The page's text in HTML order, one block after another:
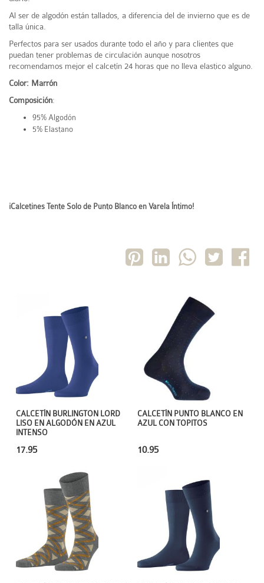
Al ser de algodón están tallados, a diferencia del de invierno que es de
talla única.
Perfectos para ser usados durante todo el año y para clientes que
puedan tener problemas de circulación aunque nosotros
recomendamos mejor el calcetín 24 horas que no lleva elastico alguno.
Color: Marrón
Composición:
95% Algodón
5% Elastano
¡Calcetines Tente Solo de Punto Blanco en Varela Íntimo!
CALCETÍN PUNTO BLANCO EN
AZUL CON TOPITOS
10.95
CALCETÍN BURLINGTON LORD
LISO EN ALGODÓN EN AZUL
INTENSO
17.95